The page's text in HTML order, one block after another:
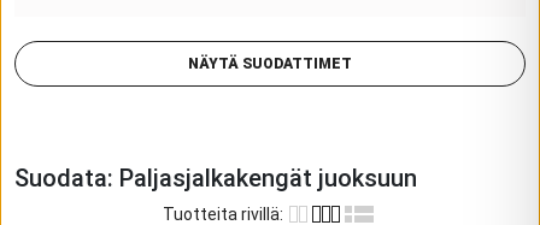
NÄYTÄ SUODATTIMET
Suodata: Paljasjalkakengät juoksuun
Tuotteita rivillä: